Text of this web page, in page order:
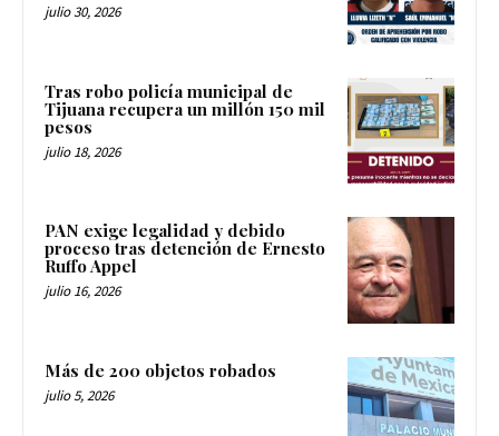
julio 30, 2026
Tras robo policía municipal de
Tijuana recupera un millón 150 mil
pesos
julio 18, 2026
PAN exige legalidad y debido
proceso tras detención de Ernesto
Ruffo Appel
julio 16, 2026
Más de 200 objetos robados
julio 5, 2026